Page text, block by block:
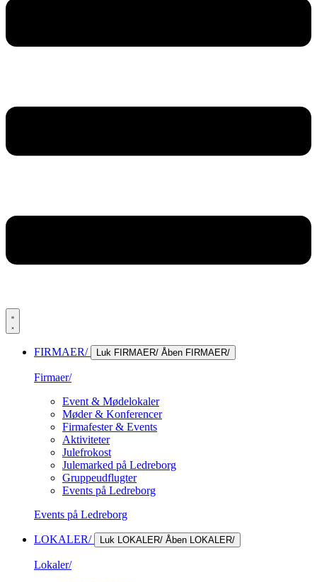
FIRMAER/ Luk FIRMAER/ Åben FIRMAER/
Firmaer/
Event & Mødelokaler
Møder & Konferencer
Firmafester & Events
Aktiviteter
Julefrokost
Julemarked på Ledreborg
Gruppeudflugter
Events på Ledreborg
Events på Ledreborg
LOKALER/ Luk LOKALER/ Åben LOKALER/
Lokaler/